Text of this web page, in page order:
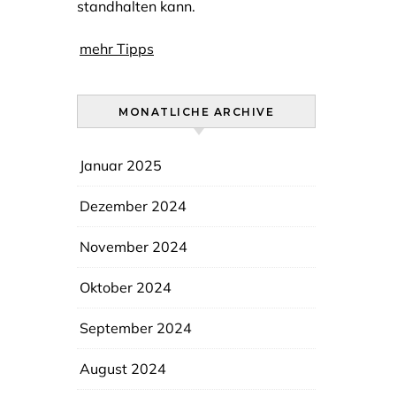
standhalten kann.
mehr Tipps
MONATLICHE ARCHIVE
Januar 2025
Dezember 2024
November 2024
Oktober 2024
September 2024
August 2024